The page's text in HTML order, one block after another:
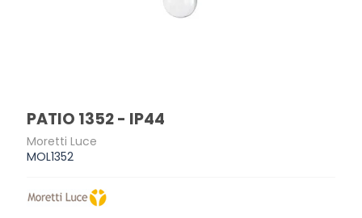
PATIO 1352 - IP44
Moretti Luce
MOL1352